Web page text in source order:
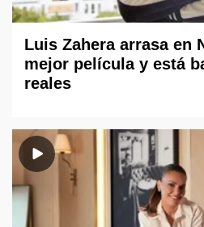
Luis Zahera arrasa en
mejor película y está
reales